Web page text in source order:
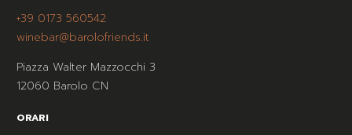
+39 0173 560542
winebar@barolofriends.it
Piazza Walter Mazzocchi 3
12060 Barolo CN
ORARI